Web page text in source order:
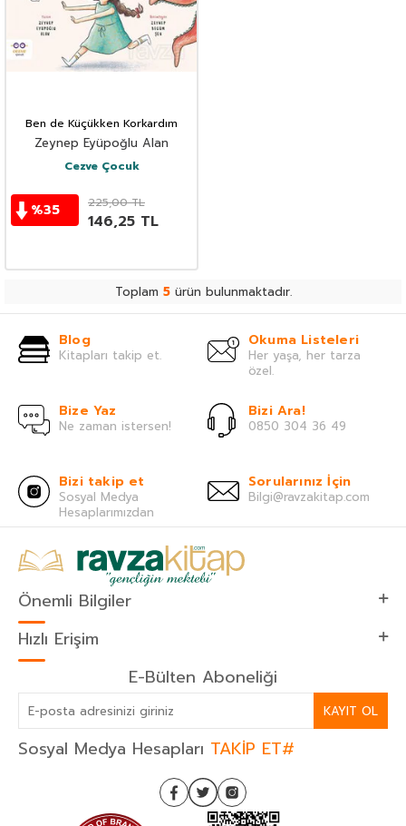
Ben de Küçükken Korkardım
Zeynep Eyüpoğlu Alan
Cezve Çocuk
%35 225,00TL
146,25 TL
Toplam 5ürün bulunmaktadır.
Blog
Kitapları takip et.
Okuma Listeleri
Her yaşa, her tarza
özel.
Bize Yaz
Ne zaman istersen!
Bizi Ara!
0850 304 36 49
Bizi takip et
Sosyal Medya
Hesaplarımızdan
Sorularınız İçin
Bilgi@ravzakitap.com
Önemli Bilgiler
Hızlı Erişim
E-Bülten Aboneliği
KAYIT OL
Sosyal Medya Hesapları TAKİP ET#